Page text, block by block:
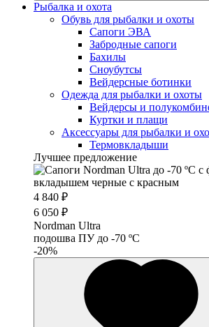
Рыбалка и охота
Обувь для рыбалки и охоты
Сапоги ЭВА
Забродные сапоги
Бахилы
Сноубутсы
Вейдерсные ботинки
Одежда для рыбалки и охоты
Вейдерсы и
Куртки и плащи
Аксессуары для рыбалки и
Термовкладыши
Лучшее предложение
4 840 ₽
6 050 ₽
Nordman Ultra
подошва ПУ до -70 ºС
-20%